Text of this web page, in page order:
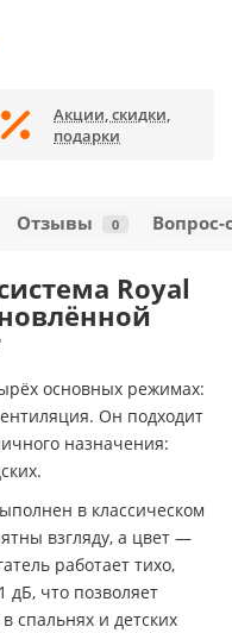
Акции, скидки,
подарки
Отзывы 0 Вопрос-
Royal
основных режимах:
Он подходит
назначения:
в классическом
взгляду, а цвет —
работает тихо,
дБ, что позволяет
спальнях и детских